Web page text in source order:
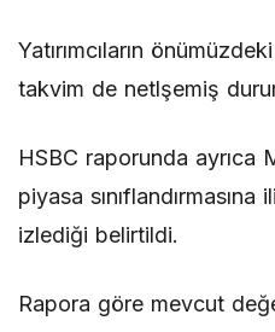
Yatırımcıların
takvim de netlşemiş
HSBC raporunda ayrıca
piyasa
izlediği belirtildi.
Rapora göre mevcut